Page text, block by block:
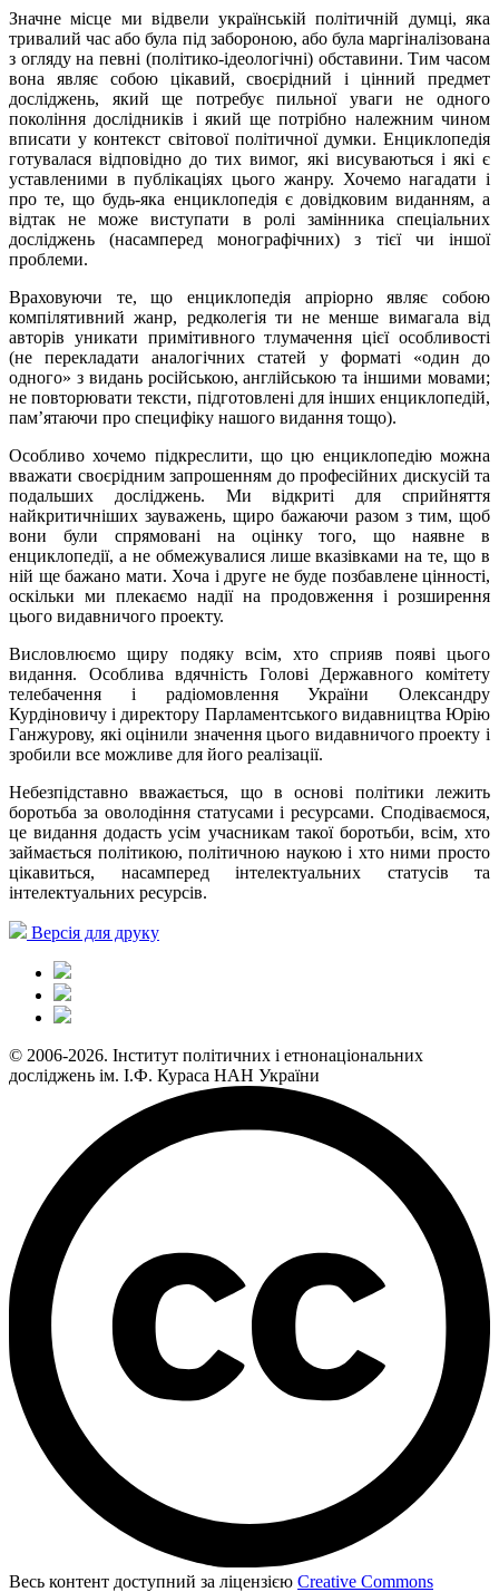
Значне місце ми відвели українській політичній думці, яка
тривалий час або була під забороною, або була маргіналізована
з огляду на певні (політико-ідеологічні) обставини. Тим часом
вона являє собою цікавий, своєрідний і цінний предмет
досліджень, який ще потребує пильної уваги не одного
покоління дослідників і який ще потрібно належним чином
вписати у контекст світової політичної думки. Енциклопедія
готувалася відповідно до тих вимог, які висуваються і які є
уставленими в публікаціях цього жанру. Хочемо нагадати і
про те, що будь-яка енциклопедія є довідковим виданням, а
відтак не може виступати в ролі замінника спеціальних
досліджень (насамперед монографічних) з тієї чи іншої
проблеми.
Враховуючи те, що енциклопедія апріорно являє собою
компілятивний жанр, редколегія ти не менше вимагала від
авторів уникати примітивного тлумачення цієї особливості
(не перекладати аналогічних статей у форматі «один до
одного» з видань російською, англійською та іншими мовами;
не повторювати тексти, підготовлені для інших енциклопедій,
пам’ятаючи про специфіку нашого видання тощо).
Особливо хочемо підкреслити, що цю енциклопедію можна
вважати своєрідним запрошенням до професійних дискусій та
подальших досліджень. Ми відкриті для сприйняття
найкритичніших зауважень, щиро бажаючи разом з тим, щоб
вони були спрямовані на оцінку того, що наявне в
енциклопедії, а не обмежувалися лише вказівками на те, що в
ній ще бажано мати. Хоча і друге не буде позбавлене цінності,
оскільки ми плекаємо надії на продовження і розширення
цього видавничого проекту.
Висловлюємо щиру подяку всім, хто сприяв появі цього
видання. Особлива вдячність Голові Державного комітету
телебачення і радіомовлення України Олександру
Курдіновичу і директору Парламентського видавництва Юрію
Ганжурову, які оцінили значення цього видавничого проекту і
зробили все можливе для його реалізації.
Небезпідставно вважається, що в основі політики лежить
боротьба за оволодіння статусами і ресурсами. Сподіваємося,
це видання додасть усім учасникам такої боротьби, всім, хто
займається політикою, політичною наукою і хто ними просто
цікавиться, насамперед інтелектуальних статусів та
інтелектуальних ресурсів.
Версія для друку
© 2006-2026. Інститут політичних і етнонаціональних
досліджень ім. І.Ф. Кураса НАН України
Весь контент доступний за ліцензією Creative Commons